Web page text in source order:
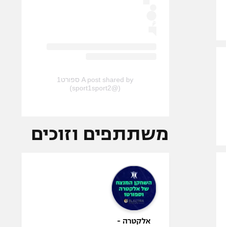
A post shared by ספורט1
(@sport1sport2)
משתתפים וזוכים
אלקטרה -